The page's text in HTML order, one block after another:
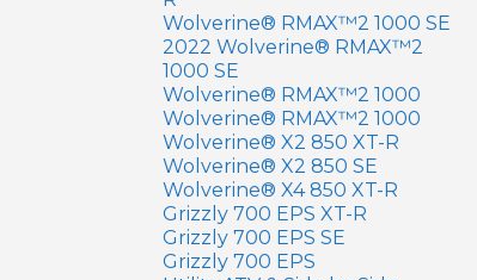
Wolverine® RMAX™2 1000 SE
2022 Wolverine® RMAX™2
1000 SE
Wolverine® RMAX™2 1000
Wolverine® RMAX™2 1000
Wolverine® X2 850 XT-R
Wolverine® X2 850 SE
Wolverine® X4 850 XT-R
Grizzly 700 EPS XT-R
Grizzly 700 EPS SE
Grizzly 700 EPS